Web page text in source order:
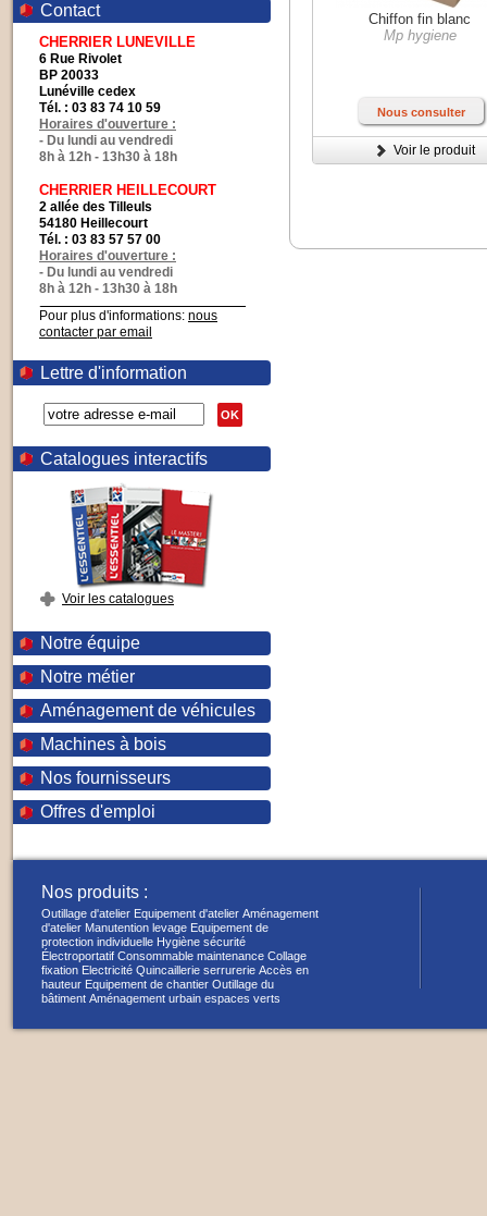
Contact
CHERRIER LUNEVILLE
6 Rue Rivolet
BP 20033
Lunéville cedex
Tél. : 03 83 74 10 59
Horaires d'ouverture :
- Du lundi au vendredi
8h à 12h - 13h30 à 18h
CHERRIER HEILLECOURT
2 allée des Tilleuls
54180 Heillecourt
Tél. : 03 83 57 57 00
Horaires d'ouverture :
- Du lundi au vendredi
8h à 12h - 13h30 à 18h
Pour plus d'informations: nous
contacter par email
Lettre d'information
OK
Catalogues interactifs
Voir les catalogues
Notre équipe
Notre métier
Aménagement de véhicules
Machines à bois
Nos fournisseurs
Offres d'emploi
Chiffon fin blanc
Mp hygiene
Nous consulter
Voir le produit
Nos produits :
Outillage d'atelier Equipement d'atelier Aménagement
d'atelier Manutention levage Equipement de
protection individuelle Hygiène sécurité
Électroportatif Consommable maintenance Collage
fixation Electricité Quincaillerie serrurerie Accès en
hauteur Equipement de chantier Outillage du
bâtiment Aménagement urbain espaces verts